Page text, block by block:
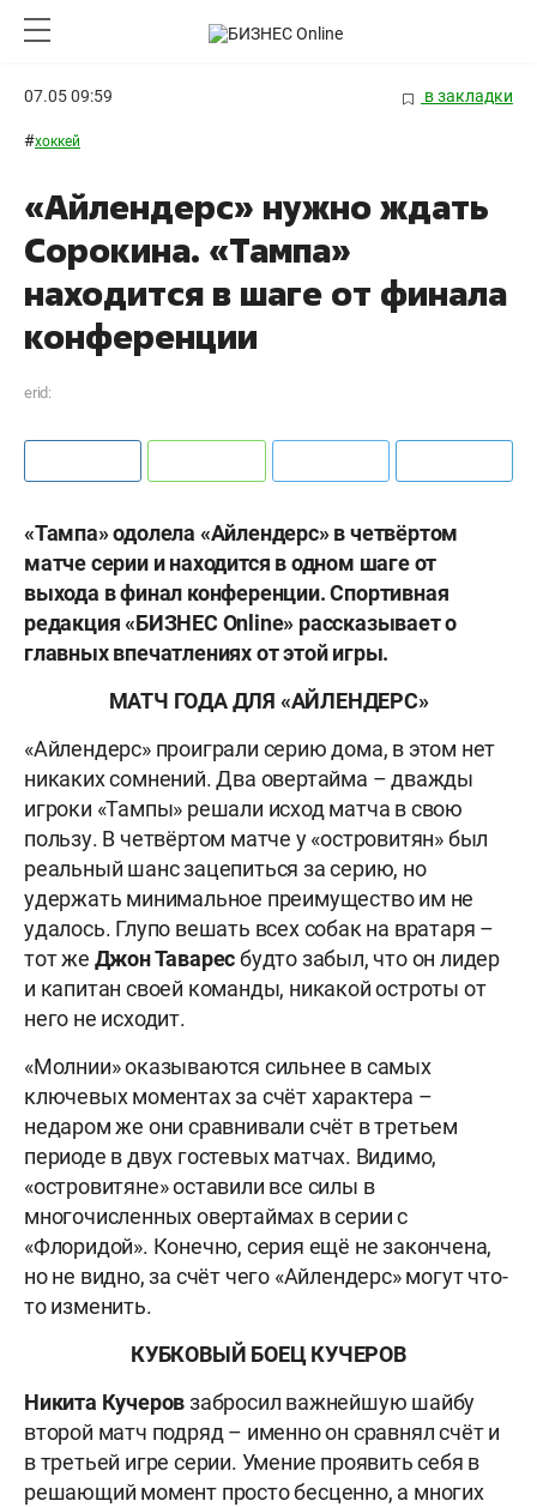
07.05 09:59 в закладки
#хоккей
«Айлендерс» нужно ждать
Сорокина. «Тампа»
находится в шаге от финала
конференции
erid:
«Тампа» одолела «Айлендерс» в четвёртом
матче серии и находится в одном шаге от
выхода в финал конференции. Спортивная
редакция«БИЗНЕС Online» рассказывает о
главных впечатлениях от этой игры.
МАТЧ ГОДА ДЛЯ «АЙЛЕНДЕРС»
«Айлендерс» проиграли серию дома, в этом нет
никаких сомнений. Два овертайма – дважды
игроки «Тампы» решали исход матча в свою
пользу. В четвёртом матче у «островитян» был
реальный шанс зацепиться за серию, но
удержать минимальное преимущество им не
удалось. Глупо вешать всех собак на вратаря –
тот же Джон Таваресбудто забыл, что он лидер
и капитан своей команды, никакой остроты от
него не исходит.
«Молнии» оказываются сильнее в самых
ключевых моментах за счёт характера –
недаром же они сравнивали счёт в третьем
периоде в двух гостевых матчах. Видимо,
«островитяне» оставили все силы в
многочисленных овертаймах в серии с
«Флоридой». Конечно, серия ещё не закончена,
но не видно, за счёт чего «Айлендерс» могут что-
то изменить.
КУБКОВЫЙ БОЕЦ КУЧЕРОВ
Никита Кучеровзабросил важнейшую шайбу
второй матч подряд – именно он сравнял счёт и
в третьей игре серии. Умение проявить себя в
решающий момент просто бесценно, а многих